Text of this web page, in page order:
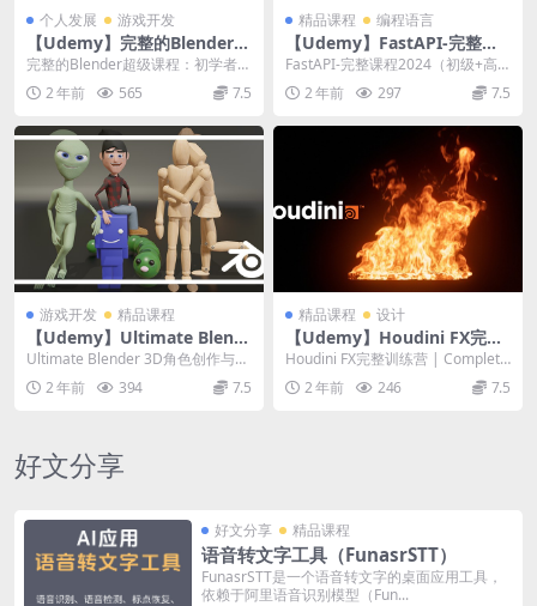
个人发展 游戏开发
【Udemy】完整的Blender超
级课程：初学者到专家
完整的Blender超级课程：初学者到
专家 | Complete Blender...
2 年前 565 7.5
精品课程 编程语言
【Udemy】FastAPI-完整课
程2024（初级+高级）
FastAPI-完整课程2024（初级+高
级） | FastAPI –...
2 年前 297 7.5
游戏开发 精品课程
【Udemy】Ultimate Blend
er 3D角色创作与动画课程
Ultimate Blender 3D角色创作与动
画课程 | Ultimate ...
2 年前 394 7.5
精品课程 设计
【Udemy】Houdini FX完整
训练营
Houdini FX完整训练营 | Complete
Houdini FX Bo...
2 年前 246 7.5
好文分享
好文分享 精品课程
语音转文字工具（FunasrSTT）
FunasrSTT是一个语音转文字的桌面应用工具，
依赖于阿里语音识别模型（Fun...